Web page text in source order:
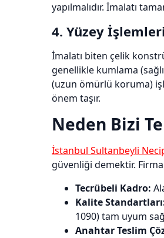
yapılmalıdır. İmalatı
4. Yüzey
İmalatı biten çelik
genellikle kumlama
(uzun ömürlü koruma)
önem taşır.
Neden Bizi
İstanbul Sultanbeyli
güvenliği demektir.
Tecrübeli Kadro:
Kalite
1090) tam uyum
Anahtar Teslim